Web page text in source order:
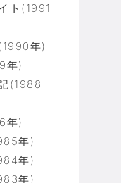
ト(1991
年)
年)
(1988
年)
年)
年)
年)